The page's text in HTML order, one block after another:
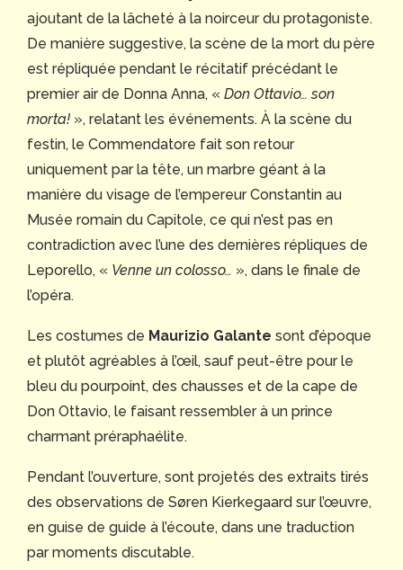
ajoutant de la lâcheté à la noirceur du protagoniste.
De manière suggestive, la scène de la mort du père
est répliquée pendant le récitatif précédant le
premier air de Donna Anna, « Don Ottavio… son
morta! », relatant les événements. À la scène du
festin, le Commendatore fait son retour
uniquement par la tête, un marbre géant à la
manière du visage de l’empereur Constantin au
Musée romain du Capitole, ce qui n’est pas en
contradiction avec l’une des dernières répliques de
Leporello, « Venne un colosso… », dans le finale de
l’opéra.
Les costumes de Maurizio Galante sont d’époque
et plutôt agréables à l’œil, sauf peut-être pour le
bleu du pourpoint, des chausses et de la cape de
Don Ottavio, le faisant ressembler à un prince
charmant préraphaélite.
Pendant l’ouverture, sont projetés des extraits tirés
des observations de Søren Kierkegaard sur l’œuvre,
en guise de guide à l’écoute, dans une traduction
par moments discutable.